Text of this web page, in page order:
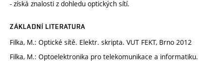
- získá znalosti z dohledu optických sítí.
ZÁKLADNÍ LITERATURA
Filka, M.: Optické sítě. Elektr. skripta. VUT FEKT, Brno 2012
Filka, M.: Optoelektronika pro telekomunikace a informatiku.